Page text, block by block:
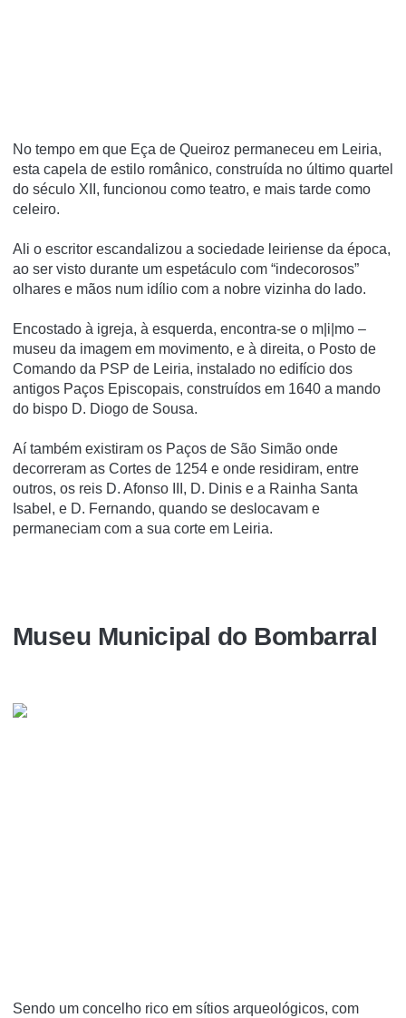
No tempo em que Eça de Queiroz permaneceu em Leiria,
esta capela de estilo românico, construída no último quartel
do século XII, funcionou como teatro, e mais tarde como
celeiro.
Ali o escritor escandalizou a sociedade leiriense da época,
ao ser visto durante um espetáculo com “indecorosos”
olhares e mãos num idílio com a nobre vizinha do lado.
Encostado à igreja, à esquerda, encontra-se o m|i|mo –
museu da imagem em movimento, e à direita, o Posto de
Comando da PSP de Leiria, instalado no edifício dos
antigos Paços Episcopais, construídos em 1640 a mando
do bispo D. Diogo de Sousa.
Aí também existiram os Paços de São Simão onde
decorreram as Cortes de 1254 e onde residiram, entre
outros, os reis D. Afonso III, D. Dinis e a Rainha Santa
Isabel, e D. Fernando, quando se deslocavam e
permaneciam com a sua corte em Leiria.
Museu Municipal do Bombarral
Sendo um concelho rico em sítios arqueológicos, com